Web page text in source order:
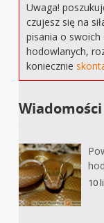
Uwaga!
czujesz się na
pisania o swoich
hodowlanych,
koniecznie
Wiadomości
10